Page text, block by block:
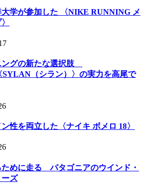
学が参加した 〈NIKE RUNNING メ
ングの新たな選択肢
（シラン）〉の実力を高尾で
性を両立した〈ナイキ ボメロ 18〉
ために走る パタゴニアのウインド・
ーズ